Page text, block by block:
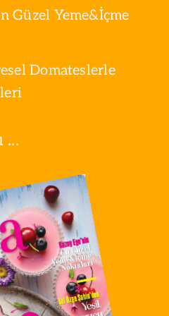
Güzel Yeme&İçme
Domateslerle
...